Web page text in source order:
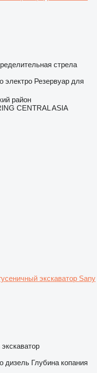
стрела
электро Резервуар для
район
CENTRAL ASIA
экскаватор Sany
дизель Глубина копания